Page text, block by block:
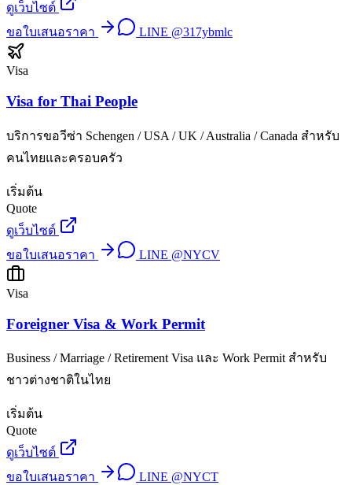
ดูเว็บไซต์
ขอใบเสนอราคา
LINE @317ybmlc
Visa
Visa for Thai People
บริการขอวีซ่า Schengen / USA / UK / Australia / Canada สำหรับ
คนไทยและครอบครัว
เริ่มต้น
Quote
ดูเว็บไซต์
ขอใบเสนอราคา
LINE @NYCV
Visa
Foreigner Visa & Work Permit
Business / Marriage / Retirement Visa และ Work Permit สำหรับ
ชาวต่างชาติในไทย
เริ่มต้น
Quote
ดูเว็บไซต์
ขอใบเสนอราคา
LINE @NYCT